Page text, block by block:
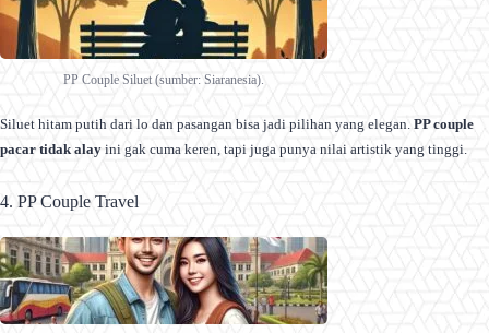
PP Couple Siluet (sumber: Siaranesia).
Siluet hitam putih dari lo dan pasangan bisa jadi pilihan yang elegan. PP couple
pacar tidak alay ini gak cuma keren, tapi juga punya nilai artistik yang tinggi.
4. PP Couple Travel